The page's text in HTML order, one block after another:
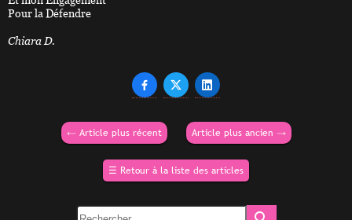
Pour la Défendre
Chiara D.
  
← Article plus récent Article plus ancien →
☰ Retour à la liste des articles